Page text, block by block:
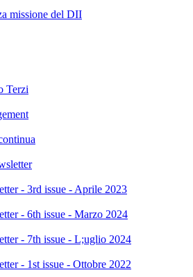
missione del DII
Terzi
- 3rd issue - Aprile 2023
- 6th issue - Marzo 2024
- 7th issue - L;uglio 2024
- 1st issue - Ottobre 2022